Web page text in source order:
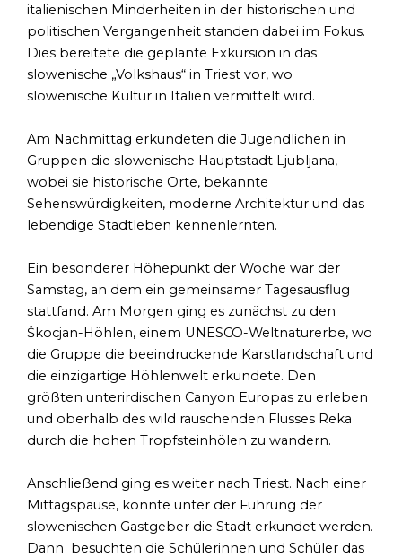
italienischen Minderheiten in der historischen und
politischen Vergangenheit standen dabei im Fokus.
Dies bereitete die geplante Exkursion in das
slowenische „Volkshaus“ in Triest vor, wo
slowenische Kultur in Italien vermittelt wird.
Am Nachmittag erkundeten die Jugendlichen in
Gruppen die slowenische Hauptstadt Ljubljana,
wobei sie historische Orte, bekannte
Sehenswürdigkeiten, moderne Architektur und das
lebendige Stadtleben kennenlernten.
Ein besonderer Höhepunkt der Woche war der
Samstag, an dem ein gemeinsamer Tagesausflug
stattfand. Am Morgen ging es zunächst zu den
Škocjan-Höhlen, einem UNESCO-Weltnaturerbe, wo
die Gruppe die beeindruckende Karstlandschaft und
die einzigartige Höhlenwelt erkundete. Den
größten unterirdischen Canyon Europas zu erleben
und oberhalb des wild rauschenden Flusses Reka
durch die hohen Tropfsteinhölen zu wandern.
Anschließend ging es weiter nach Triest. Nach einer
Mittagspause, konnte unter der Führung der
slowenischen Gastgeber die Stadt erkundet werden.
Dann besuchten die Schülerinnen und Schüler das